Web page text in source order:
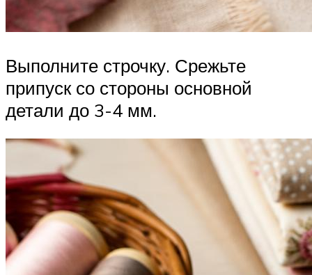
Выполните строчку. Срежьте
припуск со стороны основной
детали до 3-4 мм.